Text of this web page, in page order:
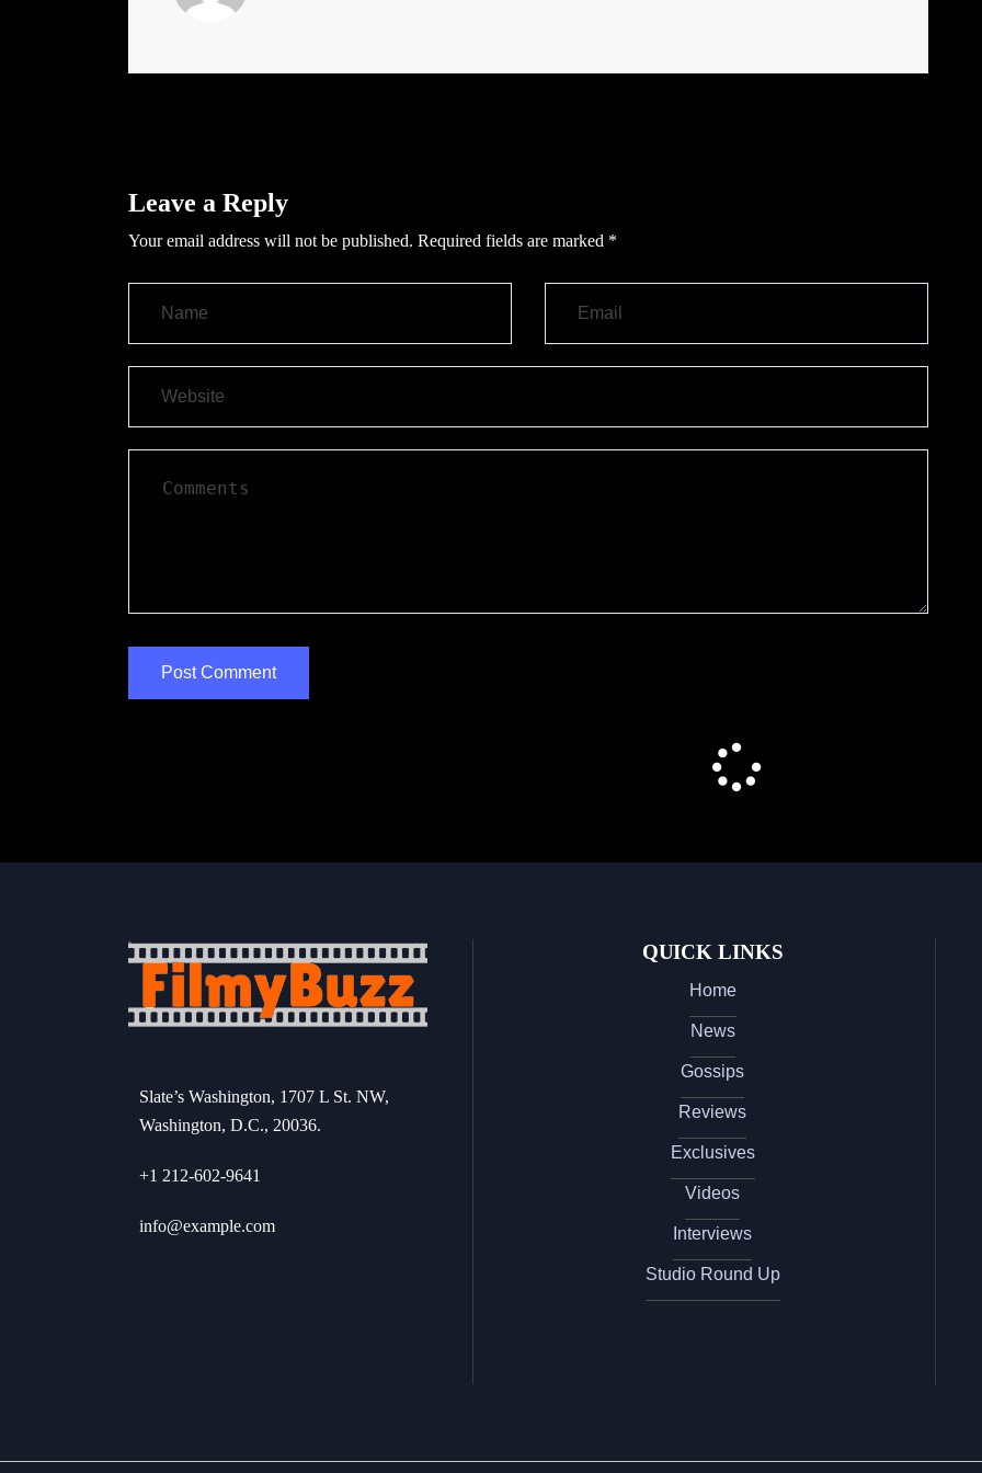
Leave a Reply
Your email address will not be published. Required fields are marked *
Slate’s Washington, 1707 L St. NW,
Washington, D.C., 20036.
+1 212-602-9641
info@example.com
QUICK LINKS
Home
News
Gossips
Reviews
Exclusives
Videos
Interviews
Studio Round Up